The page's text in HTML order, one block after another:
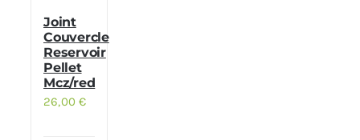
Joint
Couvercle
Reservoir
Pellet
Mcz/red
26,00€